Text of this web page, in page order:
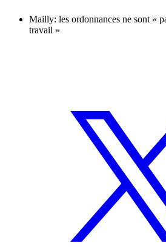
Mailly: les ordonnances ne sont «
travail »